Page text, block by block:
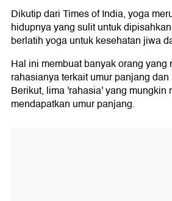
Dikutip dari Times of India, yoga
hidupnya yang sulit untuk
berlatih yoga untuk kesehatan jiwa
Hal ini membuat banyak orang yang
rahasianya terkait umur panjang
Berikut, lima 'rahasia' yang mungkin
mendapatkan umur panjang.